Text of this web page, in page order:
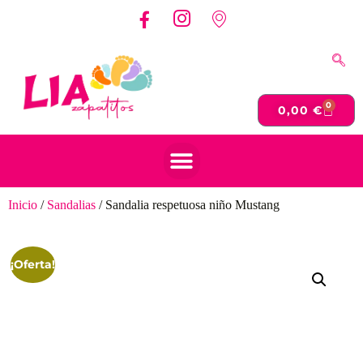
0,00€ 0
Inicio / Sandalias / Sandalia respetuosa niño Mustang
¡Oferta!